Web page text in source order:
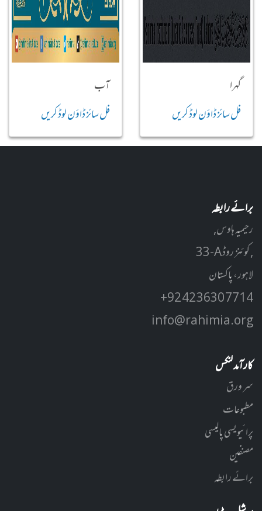
گہرا
فل سائز ڈاؤن لوڈ کریں
آب
فل سائز ڈاؤن لوڈ کریں
برائے رابطہ
رحیمیہ ہاوس,
33-A کوئنز روڈ ,
لاہور، پاکستان
+92 42 3630 7714
info@rahimia.org
کارآمد لنکس
سر ورق
مطبوعات
پرائیویسی پالیسی
مصنفین
برائے رابطہ